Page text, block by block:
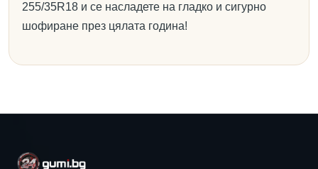
255/35R18 и се насладете на гладко и сигурно
шофиране през цялата година!